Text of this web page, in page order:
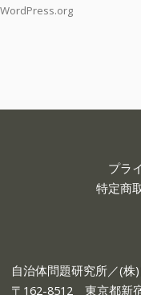
WordPress.org
プラ
特定商
自治体問題研究所／(
〒162-8512 東京都新